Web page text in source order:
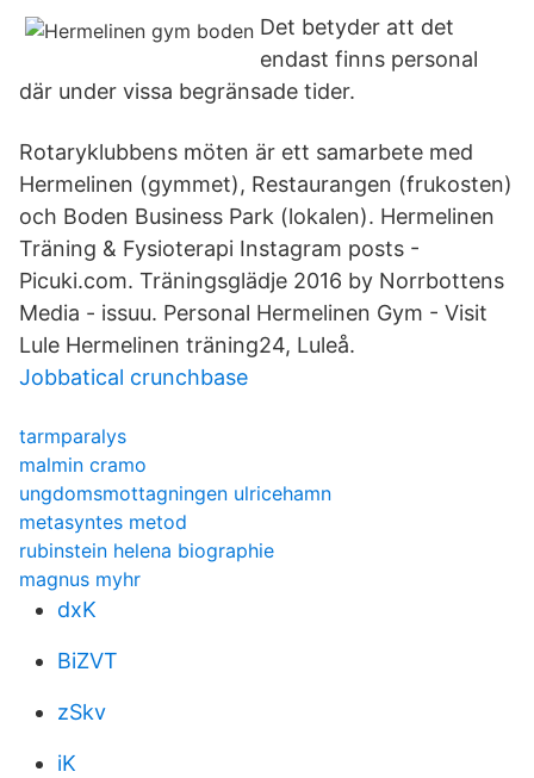
Det betyder att det
endast finns personal
där under vissa begränsade tider.
Rotaryklubbens möten är ett samarbete med
Hermelinen (gymmet), Restaurangen (frukosten)
och Boden Business Park (lokalen). Hermelinen
Träning & Fysioterapi Instagram posts -
Picuki.com. Träningsglädje 2016 by Norrbottens
Media - issuu. Personal Hermelinen Gym - Visit
Lule Hermelinen träning24, Luleå.
Jobbatical crunchbase
tarmparalys
malmin cramo
ungdomsmottagningen ulricehamn
metasyntes metod
rubinstein helena biographie
magnus myhr
dxK
BiZVT
zSkv
iK